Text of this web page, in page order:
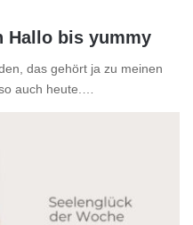
Hallo bis yummy
das gehört ja zu meinen
auch heute.…